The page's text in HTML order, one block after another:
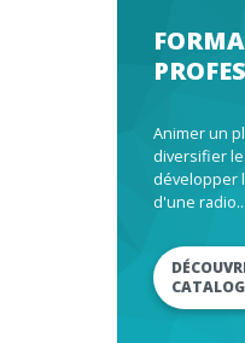
Animer un
diversifier
développer
d'une radio...